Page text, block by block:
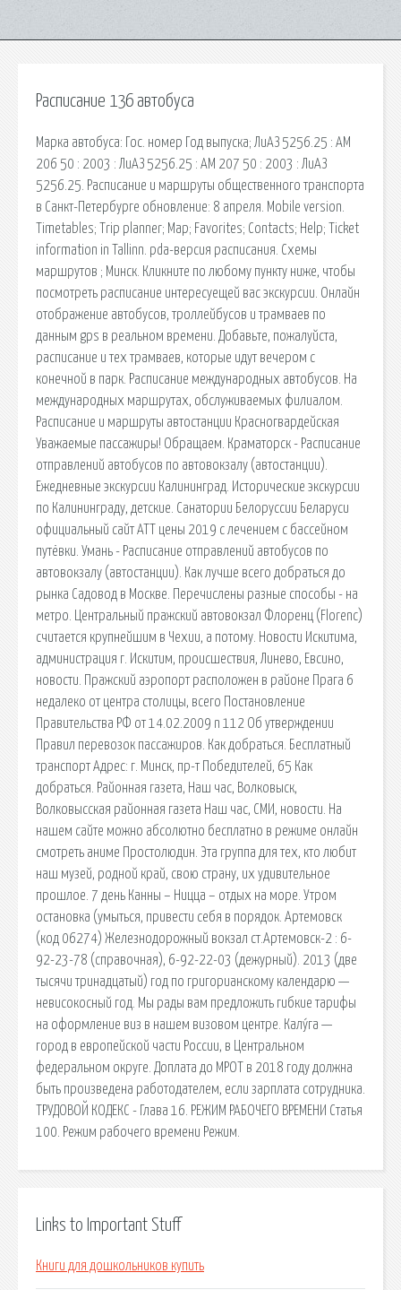
Расписание 136 автобуса
Марка автобуса: Гос. номер Год выпуска; ЛиАЗ 5256.25 : АМ
206 50 : 2003 : ЛиАЗ 5256.25 : АМ 207 50 : 2003 : ЛиАЗ
5256.25. Расписание и маршруты общественного транспорта
в Санкт-Петербурге обновление: 8 апреля. Mobile version.
Timetables; Trip planner; Map; Favorites; Contacts; Help; Ticket
information in Tallinn. pda-версия расписания. Схемы
маршрутов ; Минск. Кликните по любому пункту ниже, чтобы
посмотреть расписание интересуещей вас экскурсии. Онлайн
отображение автобусов, троллейбусов и трамваев по
данным gps в реальном времени. Добавьте, пожалуйста,
расписание и тех трамваев, которые идут вечером с
конечной в парк. Расписание международных автобусов. На
международных маршрутах, обслуживаемых филиалом.
Расписание и маршруты автостанции Красногвардейская
Уважаемые пассажиры! Обращаем. Краматорск - Расписание
отправлений автобусов по автовокзалу (автостанции).
Ежедневные экскурсии Калининград. Исторические экскурсии
по Калининграду, детские. Санатории Белоруссии Беларуси
официальный сайт АТТ цены 2019 с лечением с бассейном
путёвки. Умань - Расписание отправлений автобусов по
автовокзалу (автостанции). Как лучше всего добраться до
рынка Садовод в Москве. Перечислены разные способы - на
метро. Центральный пражский автовокзал Флоренц (Florenc)
считается крупнейшим в Чехии, а потому. Новости Искитима,
администрация г. Искитим, происшествия, Линево, Евсино,
новости. Пражский аэропорт расположен в районе Прага 6
недалеко от центра столицы, всего Постановление
Правительства РФ от 14.02.2009 n 112 Об утверждении
Правил перевозок пассажиров. Как добраться. Бесплатный
транспорт Адрес: г. Минск, пр-т Победителей, 65 Как
добраться. Районная газета, Наш час, Волковыск,
Волковысская районная газета Наш час, СМИ, новости. На
нашем сайте можно абсолютно бесплатно в режиме онлайн
смотреть аниме Простолюдин. Эта группа для тех, кто любит
наш музей, родной край, свою страну, их удивительное
прошлое. 7 день Канны – Ницца – отдых на море. Утром
остановка (умыться, привести себя в порядок. Артемовск
(код 06274) Железнодорожный вокзал ст.Артемовск-2 : 6-
92-23-78 (справочная), 6-92-22-03 (дежурный). 2013 (две
тысячи тринадцатый) год по григорианскому календарю —
невисокосный год. Мы рады вам предложить гибкие тарифы
на оформление виз в нашем визовом центре. Калу́га —
город в европейской части России, в Центральном
федеральном округе. Доплата до МРОТ в 2018 году должна
быть произведена работодателем, если зарплата сотрудника.
ТРУДОВОЙ КОДЕКС - Глава 16. РЕЖИМ РАБОЧЕГО ВРЕМЕНИ Статья
100. Режим рабочего времени Режим.
Links to Important Stuff
Книги для дошкольников купить